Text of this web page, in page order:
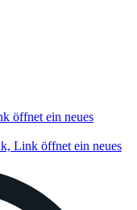
öffnet ein neues
Link öffnet ein neues